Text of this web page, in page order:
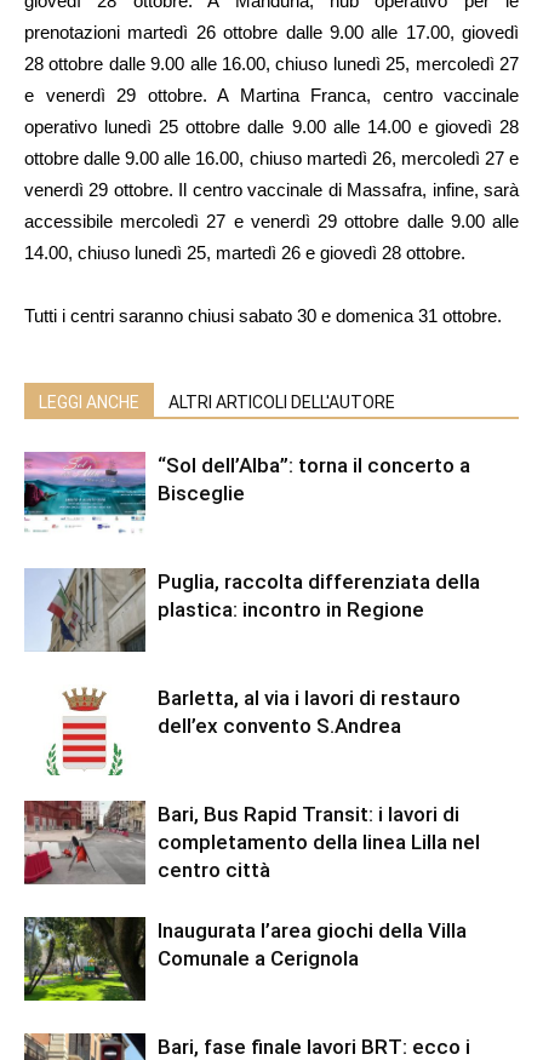
prenotazioni martedì 26 ottobre dalle 9.00 alle 17.00, giovedì
28 ottobre dalle 9.00 alle 16.00, chiuso lunedì 25, mercoledì 27
e venerdì 29 ottobre. A Martina Franca, centro vaccinale
operativo lunedì 25 ottobre dalle 9.00 alle 14.00 e giovedì 28
ottobre dalle 9.00 alle 16.00, chiuso martedì 26, mercoledì 27 e
venerdì 29 ottobre. Il centro vaccinale di Massafra, infine, sarà
accessibile mercoledì 27 e venerdì 29 ottobre dalle 9.00 alle
14.00, chiuso lunedì 25, martedì 26 e giovedì 28 ottobre.
Tutti i centri saranno chiusi sabato 30 e domenica 31 ottobre.
LEGGI ANCHE ALTRI ARTICOLI DELL'AUTORE
“Sol dell’Alba”: torna il concerto a
Bisceglie
Puglia, raccolta differenziata della
plastica: incontro in Regione
Barletta, al via i lavori di restauro
dell’ex convento S.Andrea
Bari, Bus Rapid Transit: i lavori di
completamento della linea Lilla nel
centro città
Inaugurata l’area giochi della Villa
Comunale a Cerignola
Bari, fase finale lavori BRT: ecco i